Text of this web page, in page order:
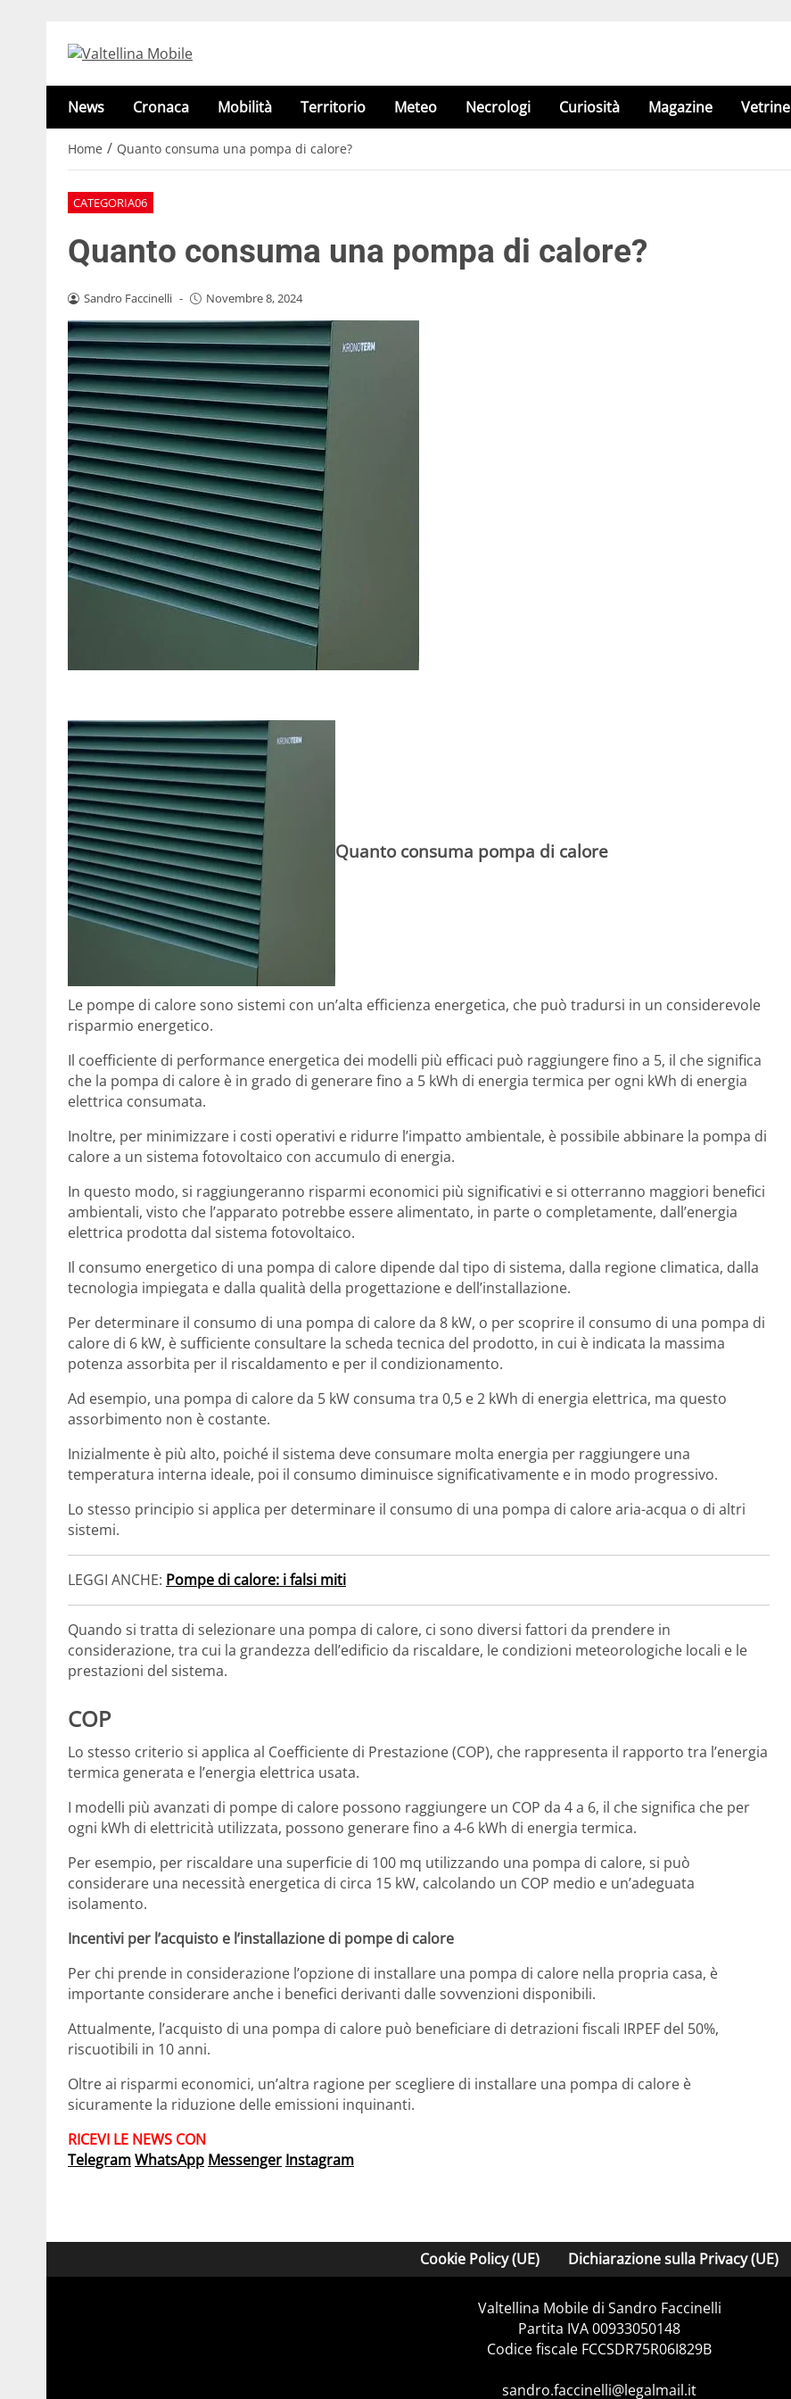
News Cronaca Mobilità Territorio Meteo Necrologi Curiosità Magazine Vetrine
Home / Quanto consuma una pompa di calore?
CATEGORIA06
Quanto consuma una pompa di calore?
Sandro Faccinelli - Novembre 8, 2024
Quanto consuma pompa di calore
Le pompe di calore sono sistemi con un’alta efficienza energetica, che può tradursi in un considerevole
risparmio energetico.
Il coefficiente di performance energetica dei modelli più efficaci può raggiungere fino a 5, il che significa
che la pompa di calore è in grado di generare fino a 5 kWh di energia termica per ogni kWh di energia
elettrica consumata.
Inoltre, per minimizzare i costi operativi e ridurre l’impatto ambientale, è possibile abbinare la pompa di
calore a un sistema fotovoltaico con accumulo di energia.
In questo modo, si raggiungeranno risparmi economici più significativi e si otterranno maggiori benefici
ambientali, visto che l’apparato potrebbe essere alimentato, in parte o completamente, dall’energia
elettrica prodotta dal sistema fotovoltaico.
Il consumo energetico di una pompa di calore dipende dal tipo di sistema, dalla regione climatica, dalla
tecnologia impiegata e dalla qualità della progettazione e dell’installazione.
Per determinare il consumo di una pompa di calore da 8 kW, o per scoprire il consumo di una pompa di
calore di 6 kW, è sufficiente consultare la scheda tecnica del prodotto, in cui è indicata la massima
potenza assorbita per il riscaldamento e per il condizionamento.
Ad esempio, una pompa di calore da 5 kW consuma tra 0,5 e 2 kWh di energia elettrica, ma questo
assorbimento non è costante.
Inizialmente è più alto, poiché il sistema deve consumare molta energia per raggiungere una
temperatura interna ideale, poi il consumo diminuisce significativamente e in modo progressivo.
Lo stesso principio si applica per determinare il consumo di una pompa di calore aria-acqua o di altri
sistemi.
LEGGI ANCHE: Pompe di calore: i falsi miti
Quando si tratta di selezionare una pompa di calore, ci sono diversi fattori da prendere in
considerazione, tra cui la grandezza dell’edificio da riscaldare, le condizioni meteorologiche locali e le
prestazioni del sistema.
COP
Lo stesso criterio si applica al Coefficiente di Prestazione (COP), che rappresenta il rapporto tra l’energia
termica generata e l’energia elettrica usata.
I modelli più avanzati di pompe di calore possono raggiungere un COP da 4 a 6, il che significa che per
ogni kWh di elettricità utilizzata, possono generare fino a 4-6 kWh di energia termica.
Per esempio, per riscaldare una superficie di 100 mq utilizzando una pompa di calore, si può
considerare una necessità energetica di circa 15 kW, calcolando un COP medio e un’adeguata
isolamento.
Incentivi per l’acquisto e l’installazione di pompe di calore
Per chi prende in considerazione l’opzione di installare una pompa di calore nella propria casa, è
importante considerare anche i benefici derivanti dalle sovvenzioni disponibili.
Attualmente, l’acquisto di una pompa di calore può beneficiare di detrazioni fiscali IRPEF del 50%,
riscuotibili in 10 anni.
Oltre ai risparmi economici, un’altra ragione per scegliere di installare una pompa di calore è
sicuramente la riduzione delle emissioni inquinanti.
RICEVI LE NEWS CON
TelegramWhatsApp Messenger Instagram
Cookie Policy (UE) Dichiarazione sulla Privacy (UE)
Valtellina Mobile di Sandro Faccinelli
Partita IVA 00933050148
Codice fiscale FCCSDR75R06I829B
sandro.faccinelli@legalmail.it